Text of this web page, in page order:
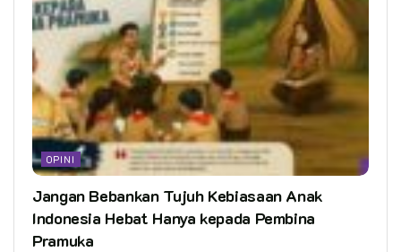
OPINI
Jangan Bebankan Tujuh Kebiasaan Anak
Indonesia Hebat Hanya kepada Pembina
Pramuka